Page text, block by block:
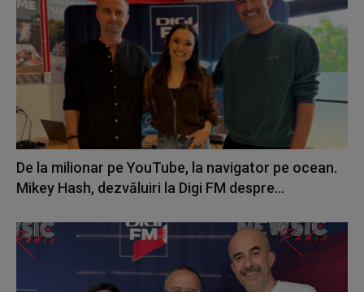
De la milionar pe YouTube, la navigator pe ocean.
Mikey Hash, dezvăluiri la Digi FM despre...